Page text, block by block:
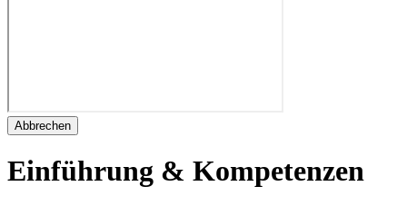
Abbrechen
Einführung & Kompetenzen